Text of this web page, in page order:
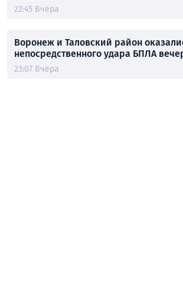
22:45 Вчера
Воронеж и Таловский район
непосредственного удара БПЛА
23:07 Вчера